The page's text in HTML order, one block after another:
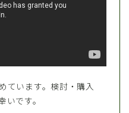
ています。検討・購入
です。